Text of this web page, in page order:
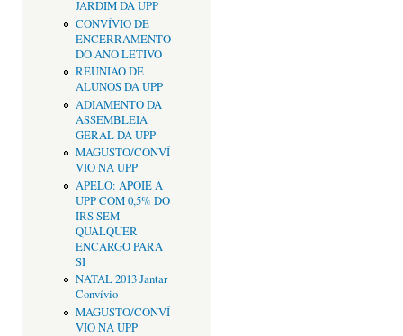
JARDIM DA UPP
CONVÍVIO DE
ENCERRAMENTO
DO ANO LETIVO
REUNIÃO DE
ALUNOS DA UPP
ADIAMENTO DA
ASSEMBLEIA
GERAL DA UPP
MAGUSTO/CONVÍ
VIO NA UPP
APELO: APOIE A
UPP COM 0,5% DO
IRS SEM
QUALQUER
ENCARGO PARA
SI
NATAL 2013 Jantar
Convívio
MAGUSTO/CONVÍ
VIO NA UPP